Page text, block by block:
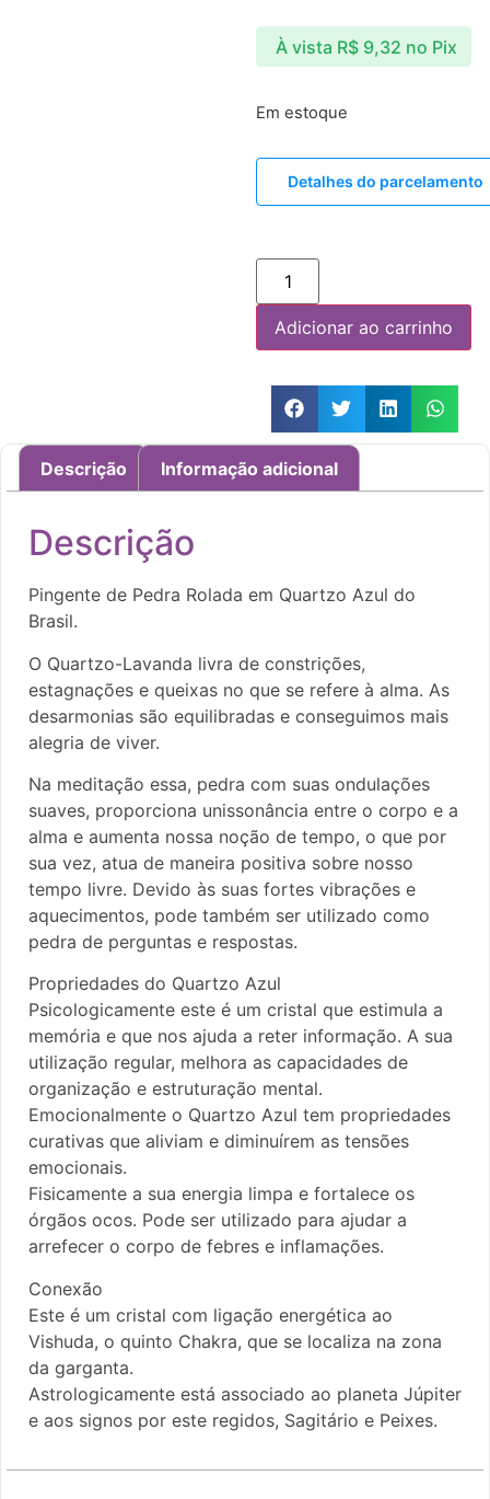
À vista R$9,32 no Pix
Em estoque
Detalhes do parcelamento
Adicionar ao carrinho
Descrição Informação adicional
Descrição
Pingente de Pedra Rolada em Quartzo Azul do
Brasil.
O Quartzo-Lavanda livra de constrições,
estagnações e queixas no que se refere à alma. As
desarmonias são equilibradas e conseguimos mais
alegria de viver.
Na meditação essa, pedra com suas ondulações
suaves, proporciona unissonância entre o corpo e a
alma e aumenta nossa noção de tempo, o que por
sua vez, atua de maneira positiva sobre nosso
tempo livre. Devido às suas fortes vibrações e
aquecimentos, pode também ser utilizado como
pedra de perguntas e respostas.
Propriedades do Quartzo Azul
Psicologicamente este é um cristal que estimula a
memória e que nos ajuda a reter informação. A sua
utilização regular, melhora as capacidades de
organização e estruturação mental.
Emocionalmente o Quartzo Azul tem propriedades
curativas que aliviam e diminuírem as tensões
emocionais.
Fisicamente a sua energia limpa e fortalece os
órgãos ocos. Pode ser utilizado para ajudar a
arrefecer o corpo de febres e inflamações.
Conexão
Este é um cristal com ligação energética ao
Vishuda, o quinto Chakra, que se localiza na zona
da garganta.
Astrologicamente está associado ao planeta Júpiter
e aos signos por este regidos, Sagitário e Peixes.